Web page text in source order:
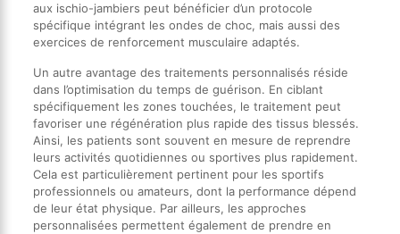
aux ischio-jambiers peut bénéficier d’un protocole
spécifique intégrant les ondes de choc, mais aussi des
exercices de renforcement musculaire adaptés.
Un autre avantage des traitements personnalisés réside
dans l’optimisation du temps de guérison. En ciblant
spécifiquement les zones touchées, le traitement peut
favoriser une régénération plus rapide des tissus blessés.
Ainsi, les patients sont souvent en mesure de reprendre
leurs activités quotidiennes ou sportives plus rapidement.
Cela est particulièrement pertinent pour les sportifs
professionnels ou amateurs, dont la performance dépend
de leur état physique. Par ailleurs, les approches
personnalisées permettent également de prendre en